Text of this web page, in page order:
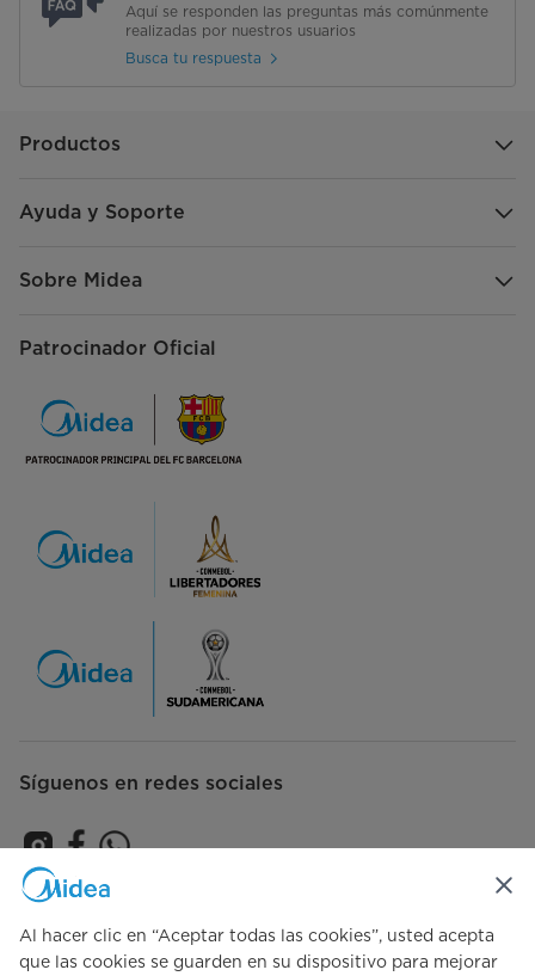
Aquí se responden las preguntas más comúnmente
realizadas por nuestros usuarios
Busca tu respuesta
Productos
Ayuda y Soporte
Sobre Midea
Patrocinador Oficial
Síguenos en redes sociales
Suscríbase para recibir las últimas novedades y ofertas de
Al hacer clic en “Aceptar todas las cookies”, usted acepta
que las cookies se guarden en su dispositivo para mejorar